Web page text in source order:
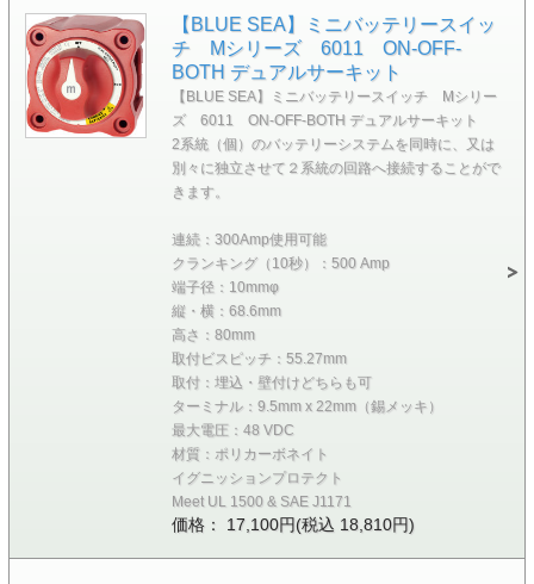
【BLUE SEA】ミニバッテリースイッ
チ Mシリーズ 6011 ON-OFF-
BOTH デュアルサーキット
【BLUE SEA】ミニバッテリースイッチ Mシリー
ズ 6011 ON-OFF-BOTH デュアルサーキット
2系統（個）のバッテリーシステムを同時に、又は
別々に独立させて２系統の回路へ接続することがで
きます。
連続：300Amp使用可能
クランキング（10秒）：500 Amp
端子径：10mmφ
縦・横：68.6mm
高さ：80mm
取付ビスピッチ：55.27mm
取付：埋込・壁付けどちらも可
ターミナル：9.5mm x 22mm（錫メッキ）
最大電圧：48 VDC
材質：ポリカーボネイト
イグニッションプロテクト
Meet UL 1500 & SAE J1171
価格： 17,100円(税込 18,810円)